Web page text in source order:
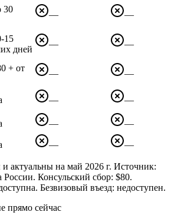
30
— —
15
дней
— —
+ от
—
—
—
—
—
—
— —
актуальны на май 2026 г. Источник:
Консульский сбор: $80.
Безвизовый въезд: недоступен.
прямо сейчас